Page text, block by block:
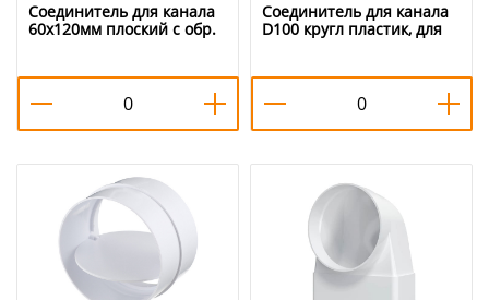
Соединитель для канала
60х120мм плоский с обр.
ERA, 1/15
Соединитель для канала
D100 кругл пластик, для